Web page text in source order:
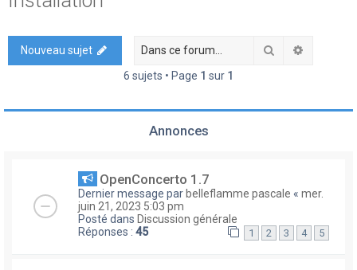
h
Nouveau sujet Rechercher
6 sujets • Page 1 sur 1
Annonces
OpenConcerto 1.7
Dernier message par belleflamme pascale « mer.
juin 21, 2023 5:03 pm
Posté dans Discussion générale
Réponses : 45 1 2 3 4 5